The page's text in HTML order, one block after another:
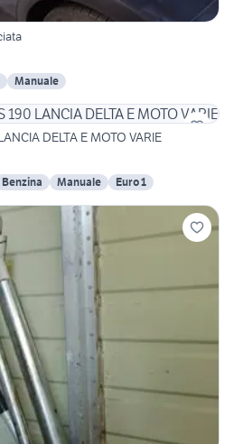
Manuale
190 LANCIA DELTA E MOTO VARIE
Benzina Manuale Euro 1